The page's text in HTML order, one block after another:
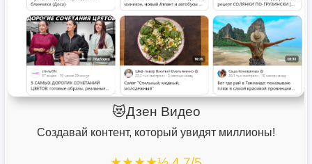
😻Дзен Видео
Создавай контент, который увидят миллионы!